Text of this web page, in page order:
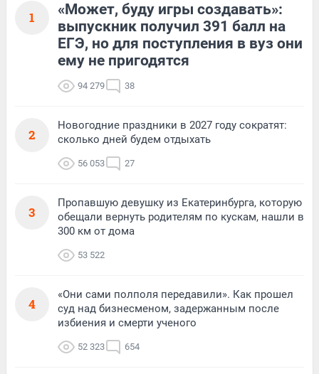
1
«Может, буду игры создавать»:
выпускник получил 391 балл на
ЕГЭ, но для поступления в вуз они
ему не пригодятся
94 279 38
2
Новогодние праздники в 2027 году сократят:
сколько дней будем отдыхать
56 053 27
3
Пропавшую девушку из Екатеринбурга, которую
обещали вернуть родителям по кускам, нашли в
300 км от дома
53 522
4
«Они сами полполя передавили». Как прошел
суд над бизнесменом, задержанным после
избиения и смерти ученого
52 323 654